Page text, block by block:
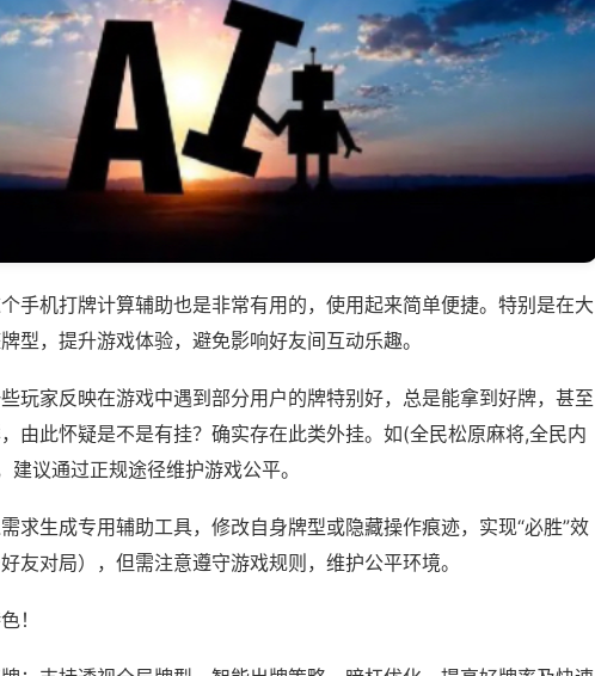
手机打牌计算辅助也是非常有用的，使用起来简单便捷。特别是在大
型，提升游戏体验，避免影响好友间互动乐趣。
玩家反映在游戏中遇到部分用户的牌特别好，总是能拿到好牌，甚至
由此怀疑是不是有挂？确实存在此类外挂。如(全民松原麻将,全民内
议通过正规途径维护游戏公平。
求生成专用辅助工具，修改自身牌型或隐藏操作痕迹，实现“必胜”效
友对局），但需注意遵守游戏规则，维护公平环境。
！